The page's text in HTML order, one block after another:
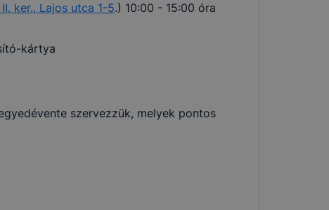
ker., Lajos utca 1-5.) 10:00 - 15:00 óra
kártya
szervezzük, melyek pontos